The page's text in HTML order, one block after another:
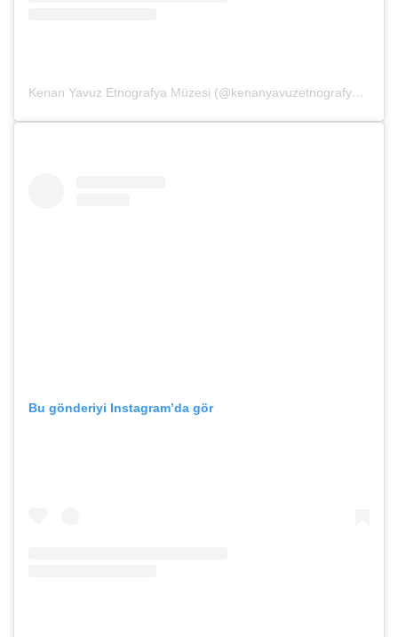
Kenan Yavuz Etnografya Müzesi (@kenanyavuzetnografya)’in paylaştığı bir gönderi
Bu gönderiyi Instagram’da gör